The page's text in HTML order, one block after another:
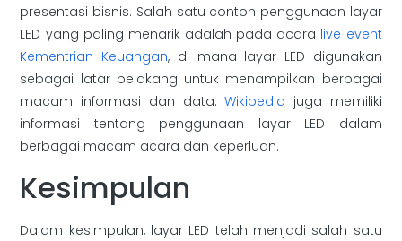
presentasi bisnis. Salah satu contoh penggunaan layar
LED yang paling menarik adalah pada acara live event
Kementrian Keuangan, di mana layar LED digunakan
sebagai latar belakang untuk menampilkan berbagai
macam informasi dan data.Wikipedia juga memiliki
informasi tentang penggunaan layar LED dalam
berbagai macam acara dan keperluan.
Kesimpulan
Dalam kesimpulan, layar LED telah menjadi salah satu